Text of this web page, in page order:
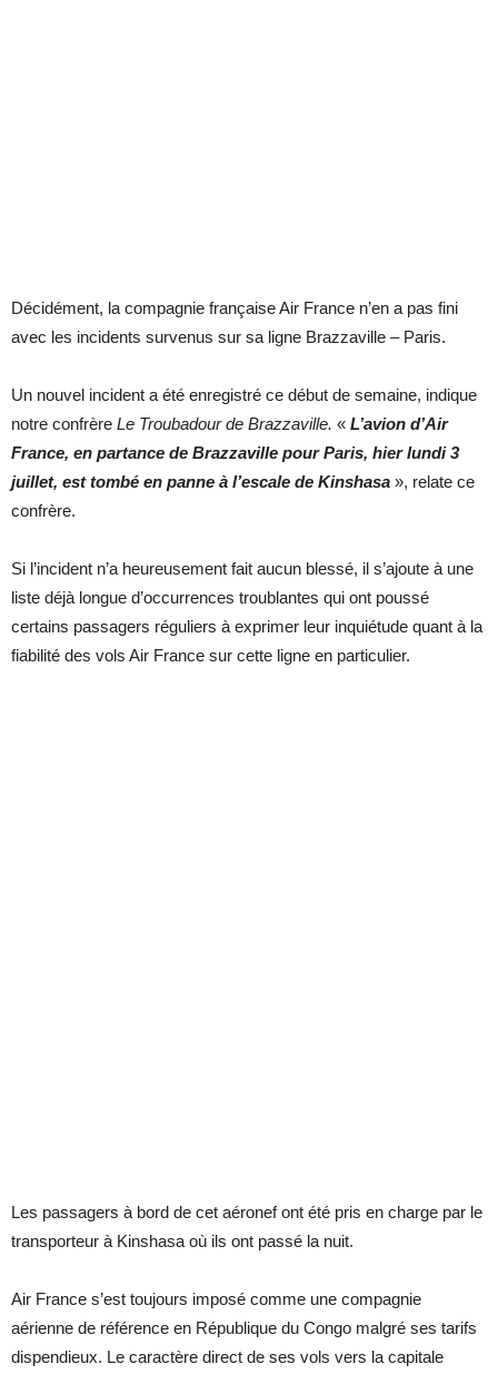
Décidément, la compagnie française Air France n’en a pas fini
avec les incidents survenus sur sa ligne Brazzaville – Paris.
Un nouvel incident a été enregistré ce début de semaine, indique
notre confrère Le Troubadour de Brazzaville. « L’avion d’Air
France, en partance de Brazzaville pour Paris, hier lundi 3
juillet, est tombé en panne à l’escale de Kinshasa », relate ce
confrère.
Si l’incident n’a heureusement fait aucun blessé, il s’ajoute à une
liste déjà longue d’occurrences troublantes qui ont poussé
certains passagers réguliers à exprimer leur inquiétude quant à la
fiabilité des vols Air France sur cette ligne en particulier.
Les passagers à bord de cet aéronef ont été pris en charge par le
transporteur à Kinshasa où ils ont passé la nuit.
Air France s’est toujours imposé comme une compagnie
aérienne de référence en République du Congo malgré ses tarifs
dispendieux. Le caractère direct de ses vols vers la capitale